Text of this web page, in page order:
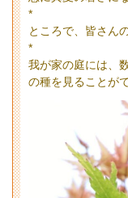
*
ところで、皆さん
*
我が家の庭には、
の種を見ることが